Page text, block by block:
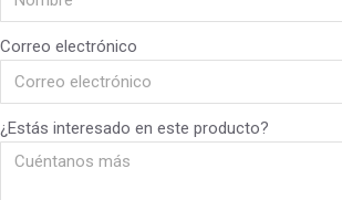
Correo electrónico
¿Estás interesado en este producto?